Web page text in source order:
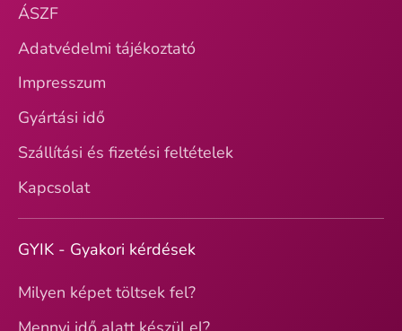
ÁSZF
Adatvédelmi tájékoztató
Impresszum
Gyártási idő
Szállítási és fizetési feltételek
Kapcsolat
GYIK - Gyakori kérdések
Milyen képet töltsek fel?